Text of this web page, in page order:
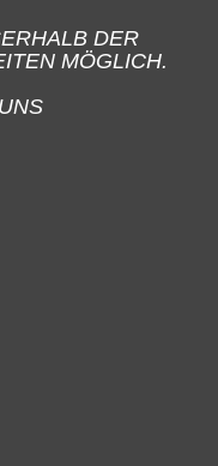
DER
MÖGLICH.